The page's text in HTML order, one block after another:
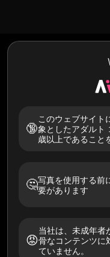
🔞
このウェブサイト
象としたアダルト
歳以上であること
🤔写真を使用する前
要があります
😡
当社は、未成年者
骨なコンテンツに
ていません。
これらのモデルを試して